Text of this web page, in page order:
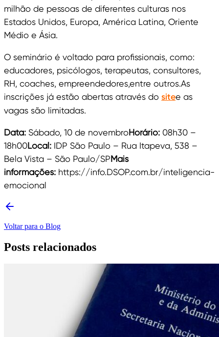
milhão de pessoas de diferentes culturas nos
Estados Unidos, Europa, América Latina, Oriente
Médio e Ásia.
O seminário é voltado para profissionais, como:
educadores, psicólogos, terapeutas, consultores,
RH, coaches, empreendedores,entre outros.As
inscrições já estão abertas através do sitee as
vagas são limitadas.
Data: Sábado, 10 de novembroHorário: 08h30 –
18h00Local: IDP São Paulo – Rua Itapeva, 538 –
Bela Vista – São Paulo/SPMais
informações: https://info.DSOP.com.br/inteligencia-
emocional
Voltar para o Blog
Posts relacionados